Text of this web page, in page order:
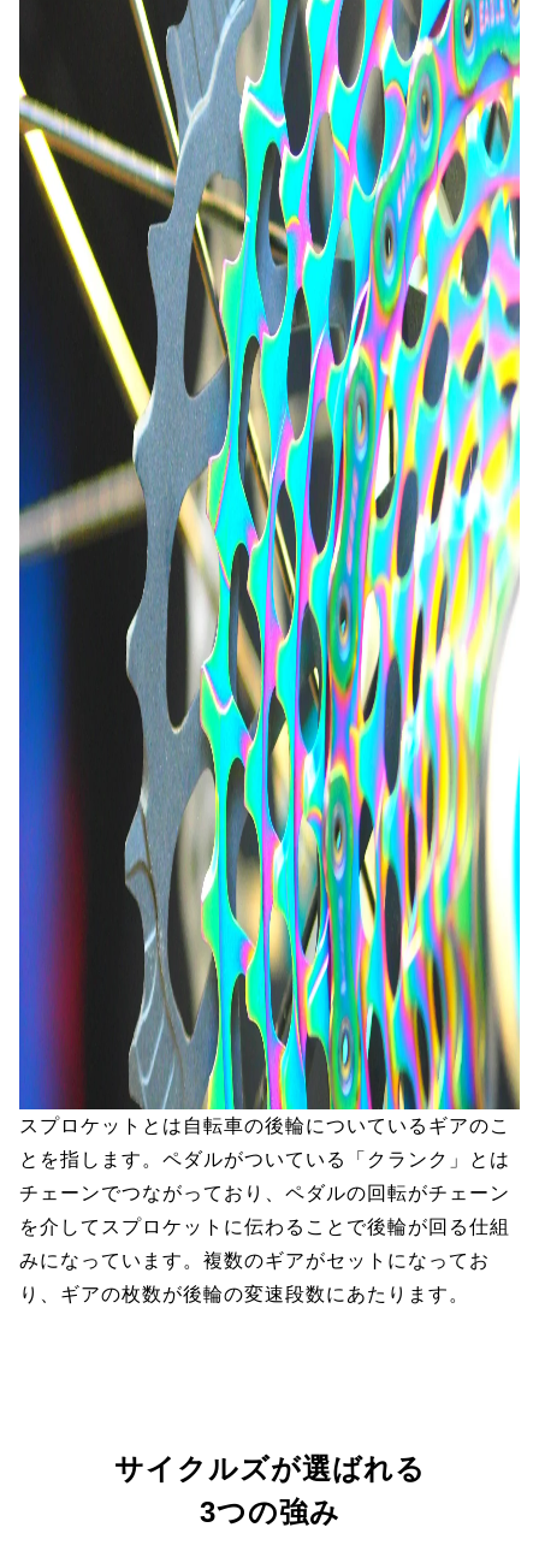
スプロケットとは自転車の後輪についているギアのこ
とを指します。ペダルがついている「クランク」とは
チェーンでつながっており、ペダルの回転がチェーン
を介してスプロケットに伝わることで後輪が回る仕組
みになっています。複数のギアがセットになってお
り、ギアの枚数が後輪の変速段数にあたります。
サイクルズが選ばれる
3つの強み